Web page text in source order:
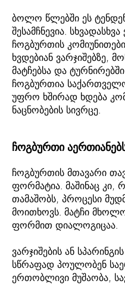
ბოლო წლებში ეს
შესამჩნევია.
ჩოგბურთის
ხვდებიან ვარჯიშებზე,
მატჩებსა და
ჩოგბურთია
უფრო ხშირად ხდება
ნაცნობების სივრცე.
ჩოგბურთი
ჩოგბურთის მთავარი
ფორმატია. მაშინაც კი,
თამაშობს, პროცესი
მოითხოვს. მატჩი
ფორმით დიალოგიცაა.
ვარჯიშების ან
სწრაფად პოულობენ
ერთობლივი მუშაობა,